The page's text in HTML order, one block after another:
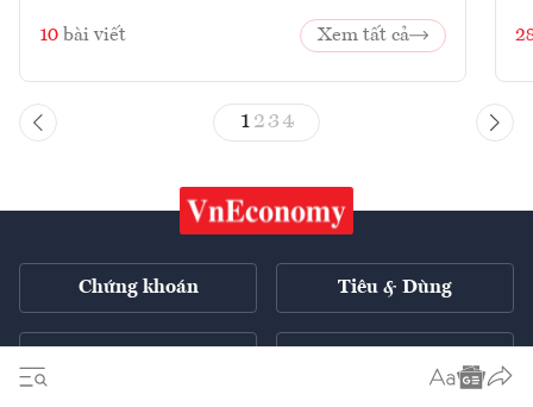
10 bài viết Xem tất cả
1 23 4
Chứng khoán Tiêu & Dùng